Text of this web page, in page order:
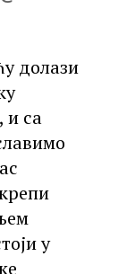
долази
и са
у